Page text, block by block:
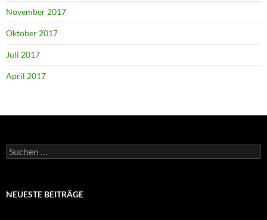
November 2017
Oktober 2017
Juli 2017
April 2017
Suchen
nach:
NEUESTE BEITRÄGE